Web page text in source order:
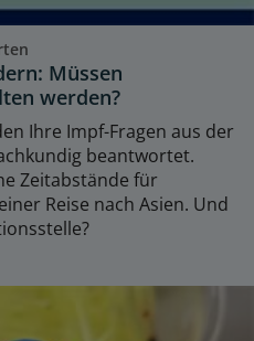
Müssen
werden?
Ihre Impf-Fragen aus der
beantwortet.
Zeitabstände für
Reise nach Asien. Und